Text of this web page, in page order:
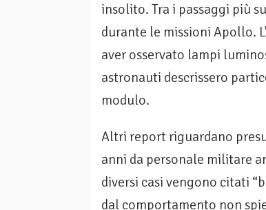
insolito. Tra i passaggi più
durante le missioni Apollo.
aver osservato lampi
astronauti descrissero
modulo.
Altri report riguardano
anni da personale militare
diversi casi vengono citati
dal comportamento non